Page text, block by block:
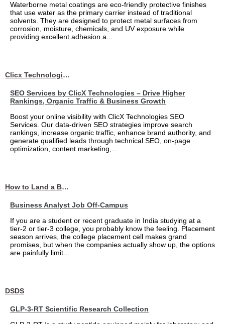
Waterborne metal coatings are eco-friendly protective finishes
that use water as the primary carrier instead of traditional
solvents. They are designed to protect metal surfaces from
corrosion, moisture, chemicals, and UV exposure while
providing excellent adhesion a...
Clicx Technologies
SEO Services by ClicX Technologies – Drive Higher
Rankings, Organic Traffic & Business Growth
Boost your online visibility with ClicX Technologies SEO
Services. Our data-driven SEO strategies improve search
rankings, increase organic traffic, enhance brand authority, and
generate qualified leads through technical SEO, on-page
optimization, content marketing,...
How to Land a Business Analyst Job Off-Campus When Your College Has Zero Tech Connections
Business Analyst Job Off-Campus
If you are a student or recent graduate in India studying at a
tier-2 or tier-3 college, you probably know the feeling. Placement
season arrives, the college placement cell makes grand
promises, but when the companies actually show up, the options
are painfully limit...
DSDS
GLP-3-RT Scientific Research Collection